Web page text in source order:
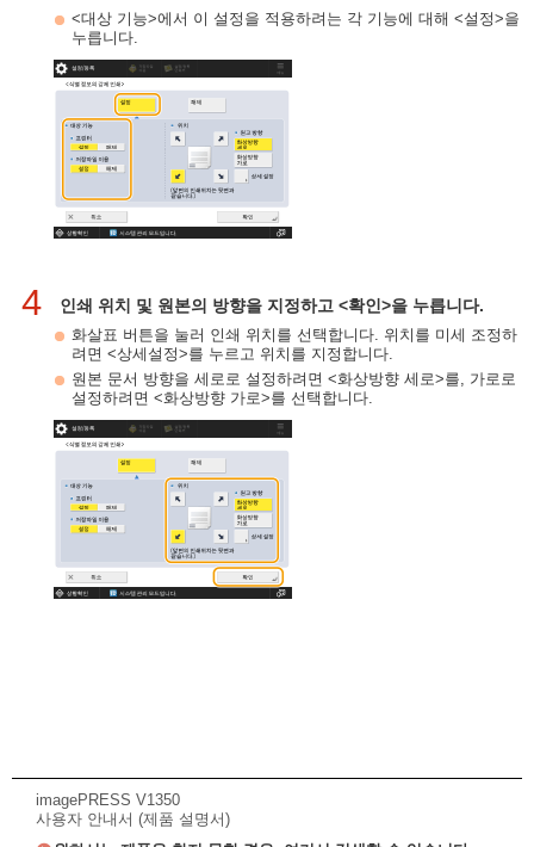
<대상 기능>에서 이 설정을 적용하려는 각 기능에 대해 <설정>을
누릅니다.
4 인쇄 위치 및 원본의 방향을 지정하고 <확인>을 누릅니다.
화살표 버튼을 눌러 인쇄 위치를 선택합니다. 위치를 미세 조정하
려면 <상세설정>를 누르고 위치를 지정합니다.
원본 문서 방향을 세로로 설정하려면 <화상방향 세로>를, 가로로
설정하려면 <화상방향 가로>를 선택합니다.
imagePRESS V1350
사용자 안내서 (제품 설명서)